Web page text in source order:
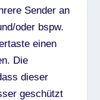
Sender an
oder bspw.
einen
Die
dieser
geschützt